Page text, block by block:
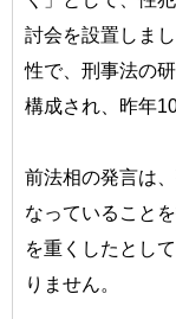
討会を設置しま
性で、刑事法の
構成され、昨年
前法相の発言は
なっていること
を重くしたとし
りません。